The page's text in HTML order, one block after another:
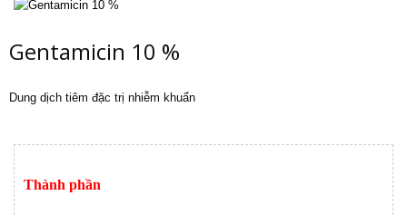
Gentamicin 10 %
Dung dịch tiêm đặc trị nhiễm khuẩn
Thành phần